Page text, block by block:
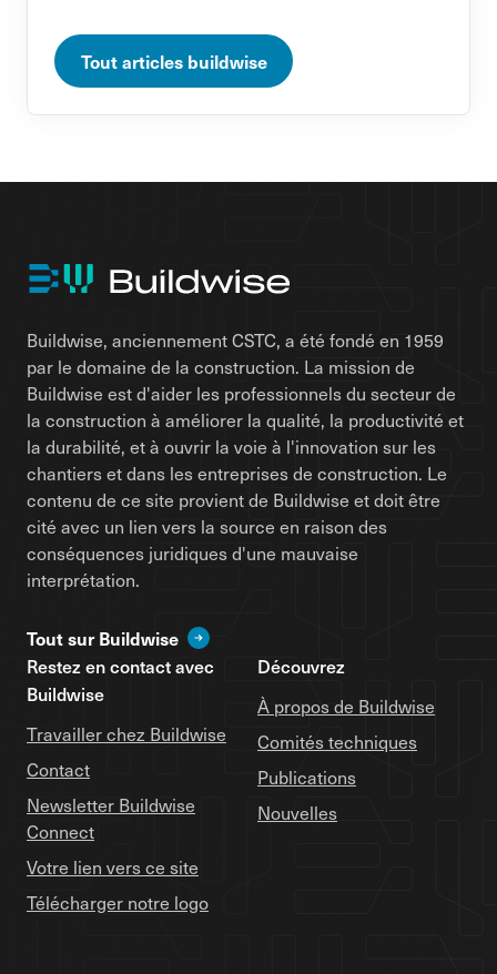
Tout articles buildwise
Buildwise, anciennement CSTC, a été fondé en 1959
par le domaine de la construction. La mission de
Buildwise est d'aider les professionnels du secteur de
la construction à améliorer la qualité, la productivité et
la durabilité, et à ouvrir la voie à l'innovation sur les
chantiers et dans les entreprises de construction. Le
contenu de ce site provient de Buildwise et doit être
cité avec un lien vers la source en raison des
conséquences juridiques d'une mauvaise
interprétation.
Tout sur Buildwise
Restez en contact avec
Buildwise
Travailler chez Buildwise
Contact
Newsletter Buildwise
Connect
Votre lien vers ce site
Télécharger notre logo
Découvrez
À propos de Buildwise
Comités techniques
Publications
Nouvelles